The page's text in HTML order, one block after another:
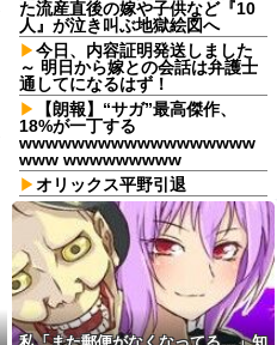
た流産直後の嫁や子供など『10
人』が泣き叫ぶ地獄絵図へ
今日、内容証明発送しました
～ 明日から嫁との会話は弁護士
通してになるはず！
【朗報】“サガ”最高傑作、
18%が一丁する
wwwwwwwwwwwwwwwwww
www wwwwwwwww
オリックス平野引退
一人暮らししてるんだけど、
けっこう前から部屋の前の廊下
で「この部屋のヤツどんな
ん？」とか「ほんまアホやな
ぁ」などと言う人が２、３日に
一回は出てくんの。【再】
【マヌケ過ぎ】嫁の浮気現場
を見て凍りついた俺ｗｗ→結果